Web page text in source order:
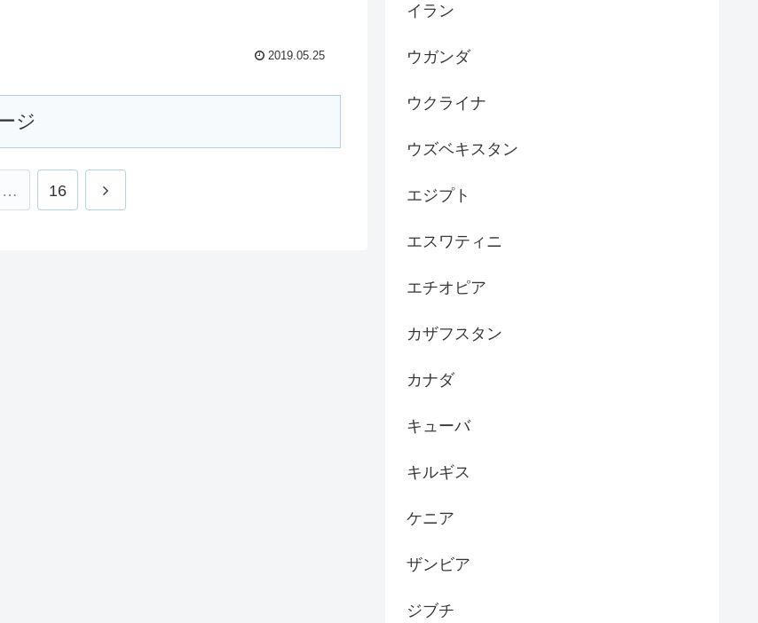
2019.05.25
ジ
… 16
イラン
ウガンダ
ウクライナ
ウズベキスタン
エジプト
エスワティニ
エチオピア
カザフスタン
カナダ
キューバ
キルギス
ケニア
ザンビア
ジブチ